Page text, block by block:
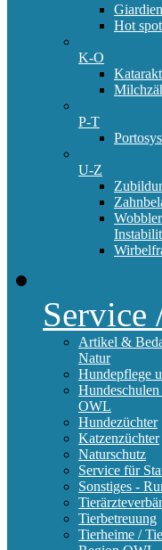
Giardien
Hot spot
K-O
Katarakt
P-T
U-Z
Service
Artikel &
Natur
Hundepflege
OWL
Hundezüchter
Katzenzüchter
Naturschutz
Service für
Sonstiges -
Tierbetreuung
Tierheime /